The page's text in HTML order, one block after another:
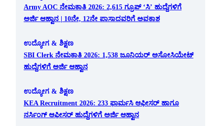
Army AOC ನೇಮಕಾತಿ 2026: 2,615 ಗ್ರೂಪ್ ‘ಸಿ’ ಹುದ್ದೆಗಳಿಗೆ
ಅರ್ಜಿ ಆಹ್ವಾನ | 10ನೇ, 12ನೇ ಪಾಸಾದವರಿಗೆ ಅವಕಾಶ
ಉದ್ಯೋಗ & ಶಿಕ್ಷಣ
SBI Clerk ನೇಮಕಾತಿ 2026: 1,538 ಜೂನಿಯರ್ ಅಸೋಸಿಯೇಟ್
ಹುದ್ದೆಗಳಿಗೆ ಅರ್ಜಿ ಆಹ್ವಾನ
ಉದ್ಯೋಗ & ಶಿಕ್ಷಣ
KEA Recruitment 2026: 233 ಫಾರ್ಮಸಿ ಆಫೀಸರ್ ಹಾಗೂ
ನರ್ಸಿಂಗ್ ಆಫೀಸರ್ ಹುದ್ದೆಗಳಿಗೆ ಅರ್ಜಿ ಆಹ್ವಾನ